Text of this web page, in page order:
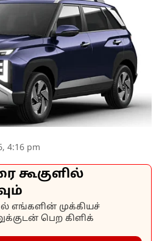
4:16 pm
கூகுளில்
எங்களின் முக்கியச்
பெற கிளிக்